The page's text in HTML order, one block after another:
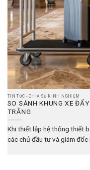
TIN TỨC - CHIA SẺ KINH NGHIỆM
SO SÁNH KHUNG XE
TRẮNG
Khi thiết lập hệ thống thiết
các chủ đầu tư và giám đốc